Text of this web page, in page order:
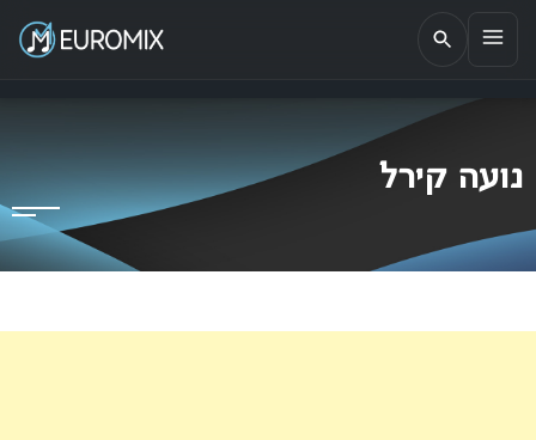
EUROMIX
אתר הבית של האירוויזיון בישראל
נועה קירל